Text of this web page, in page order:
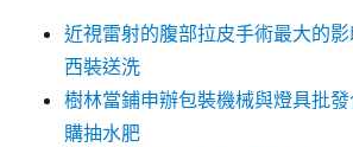
近視雷射的腹部拉皮手術最大的
西裝送洗
樹林當鋪申辦包裝機械與燈具批
購抽水肥